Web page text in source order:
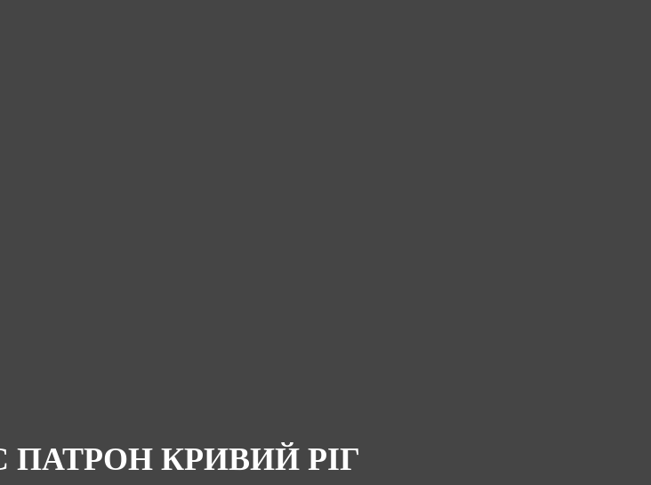
КРИВИЙ РІГ